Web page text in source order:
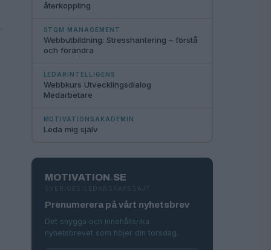
återkoppling
STQM MANAGEMENT
Webbutbildning: Stresshantering – förstå
och förändra
LEDARINTELLIGENS
Webbkurs Utvecklingsdialog
Medarbetare
MOTIVATIONSAKADEMIN
Leda mig själv
MOTIVATION.SE
SVERIGES LEDARSKAPSSAJT
Prenumerera på vårt nyhetsbrev
Det snygga och innehållsrika
nyhetsbrevet som höjer din torsdag.